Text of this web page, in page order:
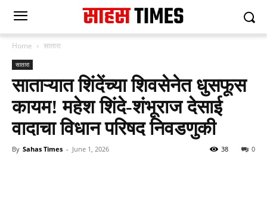
Home सातारा
सातारा
साताऱ्यात शिंदेंच्या शिवसेनेत धुसफूस
कायम! महेश शिंदे-शंभूराज देसाई
वादाचा विधान परिषद निवडणुकी
By Sahas Times - June 1, 2026 0
38